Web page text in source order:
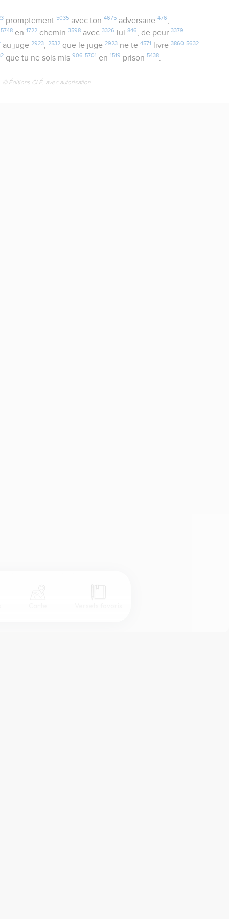
promptement 5035avec ton 4675adversaire 476
5748 en 1722 chemin3598 avec3326 lui846, de peur3379
au juge2923,2532 que le juge2923 ne te4571 livre3860 5632
que tu ne sois mis906 5701 en 1519 prison 5438
© Éditions CLÉ, avec autorisation